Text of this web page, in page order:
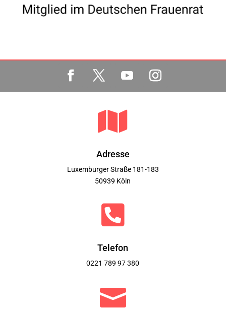

Adresse
Luxemburger Straße 181-183
50939 Köln

Telefon
0221 789 97 380
